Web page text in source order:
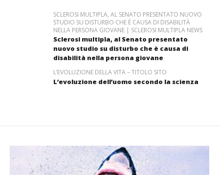
SCLEROSI MULTIPLA, AL SENATO PRESENTATO NUOVO
STUDIO SU DISTURBO CHE È CAUSA DI DISABILITÀ
NELLA PERSONA GIOVANE | SCLEROSI MULTIPLA NEWS
Sclerosi multipla, al Senato presentato
nuovo studio su disturbo che è causa di
disabilità nella persona giovane
L’EVOLUZIONE DELLA VITA – TITOLO SITO
L’evoluzione dell’uomo secondo la scienza